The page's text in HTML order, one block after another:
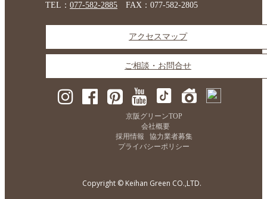
TEL： 077-582-2885 FAX：077-582-2805
アクセスマップ
ご相談・お問合せ
京阪グリーンTOP
会社概要
採用情報
協力業者募集
プライバシーポリシー
Copyright © Keihan Green CO.,LTD.